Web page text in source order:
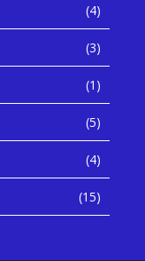
(4)
(3)
(1)
(5)
(4)
(15)